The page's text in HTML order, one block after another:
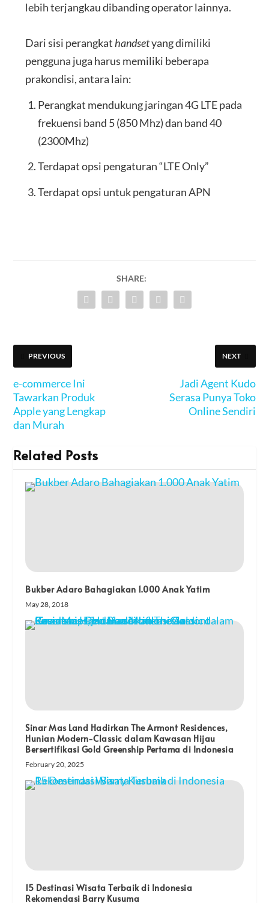
lebih terjangkau dibanding operator lainnya.
Dari sisi perangkat handsetyang dimiliki
pengguna juga harus memiliki beberapa
prakondisi, antara lain:
Perangkat mendukung jaringan 4G LTE pada
frekuensi band 5 (850 Mhz) dan band 40
(2300Mhz)
Terdapat opsi pengaturan “LTE Only”
Terdapat opsi untuk pengaturan APN
SHARE:
PREVIOUS
e-commerce Ini
Tawarkan Produk
Apple yang Lengkap
dan Murah
NEXT
Jadi Agent Kudo
Serasa Punya Toko
Online Sendiri
Related Posts
Bukber Adaro Bahagiakan 1.000 Anak Yatim
May 28, 2018
Sinar Mas Land Hadirkan The Armont Residences,
Hunian Modern-Classic dalam Kawasan Hijau
Bersertifikasi Gold Greenship Pertama di Indonesia
February 20, 2025
15 Destinasi Wisata Terbaik di Indonesia
Rekomendasi Barry Kusuma